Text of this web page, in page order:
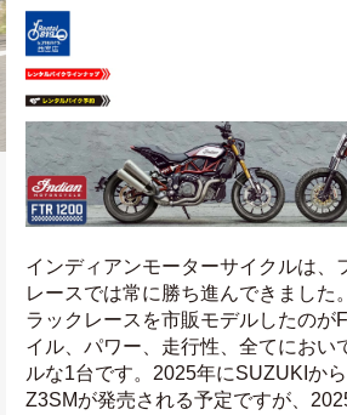
インディアンモーターサイクルは、
レースでは常に勝ち進んできました
ラックレースを市販モデルしたのが
イル、パワー、走行性、全てにおい
ルな1台です。2025年にSUZUKIか
Z3SMが発売される予定ですが、